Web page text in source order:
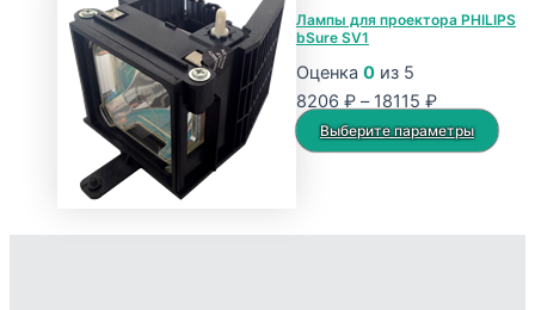
8206 ₽
–
17794 ₽
имеет
вариаций.
Опции
можно
выбрать
товара.
Лампы для проектора PHILIPS
bSure SV1
Оценка 0 из 5
8206 ₽ – 18115 ₽Диапазон
цен:
8206 ₽
Выберите параметры